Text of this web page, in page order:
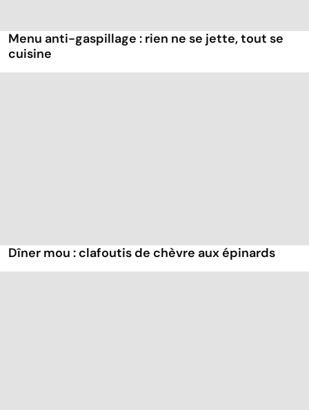
Menu anti-gaspillage : rien ne se jette, tout se
cuisine
Dîner mou : clafoutis de chèvre aux épinards